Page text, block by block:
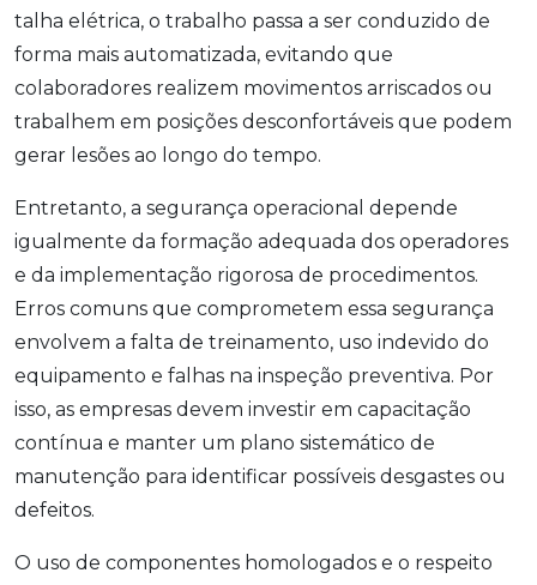
talha elétrica, o trabalho passa a ser conduzido de
forma mais automatizada, evitando que
colaboradores realizem movimentos arriscados ou
trabalhem em posições desconfortáveis que podem
gerar lesões ao longo do tempo.
Entretanto, a segurança operacional depende
igualmente da formação adequada dos operadores
e da implementação rigorosa de procedimentos.
Erros comuns que comprometem essa segurança
envolvem a falta de treinamento, uso indevido do
equipamento e falhas na inspeção preventiva. Por
isso, as empresas devem investir em capacitação
contínua e manter um plano sistemático de
manutenção para identificar possíveis desgastes ou
defeitos.
O uso de componentes homologados e o respeito